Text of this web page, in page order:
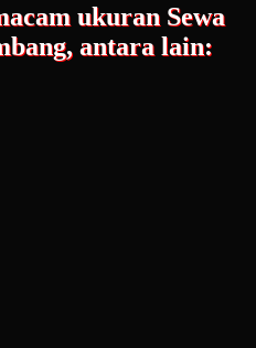
ukuran Sewa
antara lain: